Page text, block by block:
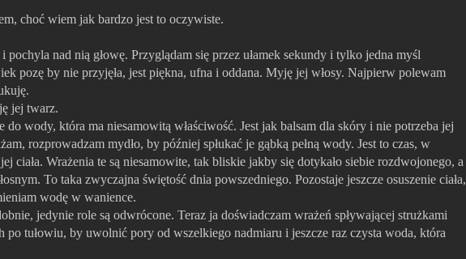
choć wiem jak bardzo jest to oczywiste.
pochyla nad nią głowę. Przyglądam się przez ułamek sekundy i tylko jedna myśl
pozę by nie przyjęła, jest piękna, ufna i oddana. Myję jej włosy. Najpierw polewam
jej twarz.
wody, która ma niesamowitą właściwość. Jest jak balsam dla skóry i nie potrzeba jej
rozprowadzam mydło, by później spłukać je gąbką pełną wody. Jest to czas, w
ciała. Wrażenia te są niesamowite, tak bliskie jakby się dotykało siebie rozdwojonego, a
To taka zwyczajna świętość dnia powszedniego. Pozostaje jeszcze osuszenie ciała,
wodę w wanience.
jedynie role są odwrócone. Teraz ja doświadczam wrażeń spływającej strużkami
tułowiu, by uwolnić pory od wszelkiego nadmiaru i jeszcze raz czysta woda, która